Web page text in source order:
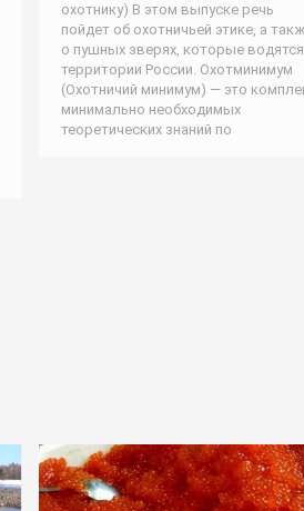
охотнику) В этом выпуске речь
пойдет об охотничьей этике, а
о пушных зверях, которые
территории России. Охотминимум
(Охотничий минимум) — это
минимально необходимых
теоретических знаний по